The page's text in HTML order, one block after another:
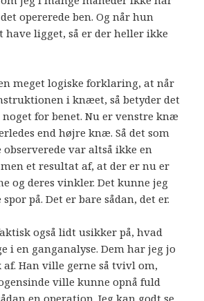
opererede ben. Og når hun
have ligget, så er der heller ikke
meget logiske forklaring, at når
i knæet, så betyder det
for benet. Nu er venstre knæ
end højre knæ. Så det som
observerede var altså ikke en
et resultat af, at der er nu er
og deres vinkler. Det kunne jeg
på. Det er bare sådan, det er.
også lidt usikker på, hvad
i en ganganalyse. Dem har jeg jo
Han ville gerne så tvivl om,
ville kunne opnå fuld